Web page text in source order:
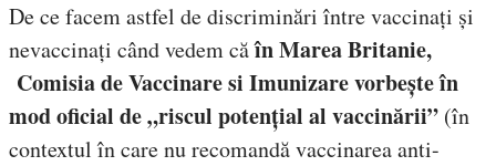
De ce facem astfel de discriminări între vaccinați și
nevaccinați când vedem căîn Marea Britanie,
Comisia de Vaccinare si Imunizare vorbește în
mod oficial de „riscul potențial al vaccinării” (în
contextul în care nu recomandă vaccinarea anti-